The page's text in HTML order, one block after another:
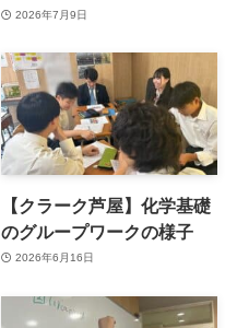
2026年7月9日
【クラーク芦屋】化学基礎
のグループワークの様子
2026年6月16日